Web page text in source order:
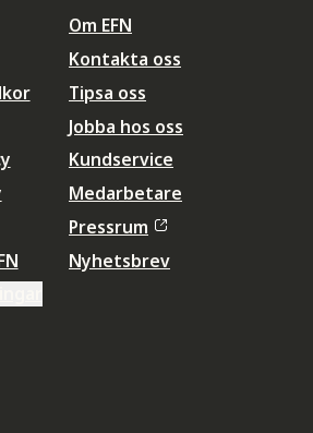
Om EFN
Kontakta oss
Tipsa oss
Jobba hos oss
Kundservice
Medarbetare
Pressrum
Nyhetsbrev